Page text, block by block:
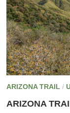
ARIZONA TRAIL /
ARIZONA